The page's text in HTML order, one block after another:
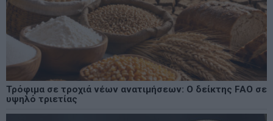
Τρόφιμα σε τροχιά νέων ανατιμήσεων: Ο δείκτης FAO σε
υψηλό τριετίας